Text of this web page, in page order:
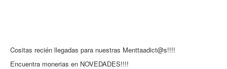
Cositas recién llegadas para nuestras Menttaadict@s!!!!
Encuentra monerias en NOVEDADES!!!!